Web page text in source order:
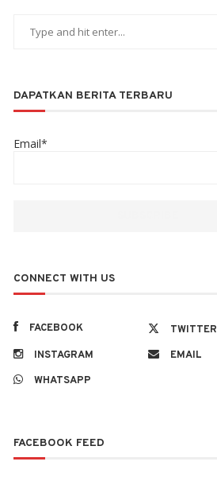
DAPATKAN BERITA TERBARU
Email*
CONNECT WITH US
FACEBOOK
TWITTER
INSTAGRAM
EMAIL
WHATSAPP
FACEBOOK FEED